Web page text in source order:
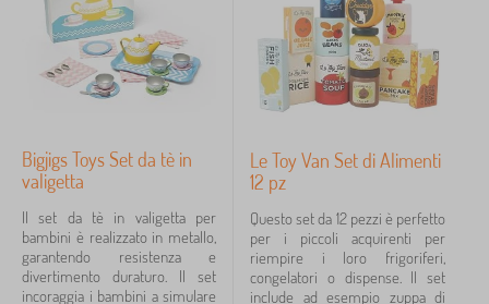
Bigjigs Toys Set da tè in
valigetta
Il set da tè in valigetta per
bambini è realizzato in metallo,
garantendo resistenza e
divertimento duraturo. Il set
incoraggia i bambini a simulare
Le Toy Van Set di Alimenti
12 pz
Questo set da 12 pezzi è perfetto
per i piccoli acquirenti per
riempire i loro frigoriferi,
congelatori o dispense. Il set
include ad esempio zuppa di